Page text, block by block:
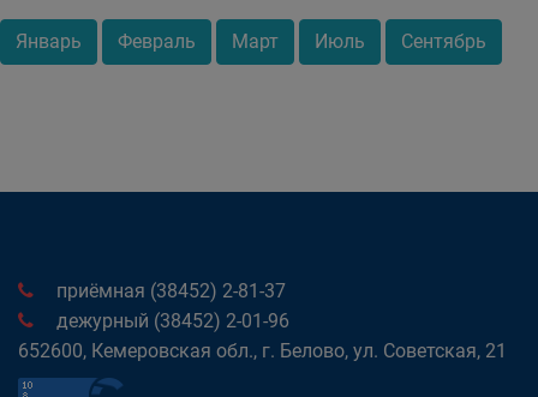
Январь Февраль Март Июль Сентябрь
приёмная (38452) 2-81-37
дежурный (38452) 2-01-96
652600, Кемеровская обл., г. Белово, ул. Советская, 21